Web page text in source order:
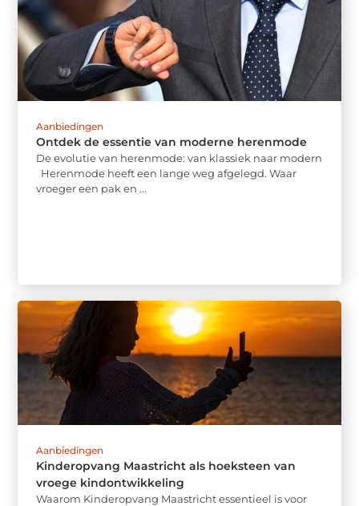
Aanbiedingen
Ontdek de essentie van moderne herenmode
De evolutie van herenmode: van klassiek naar modern
Herenmode heeft een lange weg afgelegd. Waar
vroeger een pak en ...
Aanbiedingen
Kinderopvang Maastricht als hoeksteen van
vroege kindontwikkeling
Waarom Kinderopvang Maastricht essentieel is voor